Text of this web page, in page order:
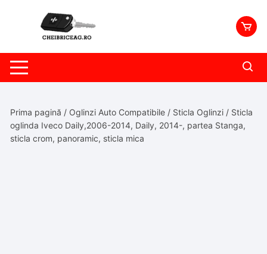
Prima pagină / Oglinzi Auto Compatibile / Sticla Oglinzi / Sticla
oglinda Iveco Daily,2006-2014, Daily, 2014-, partea Stanga,
sticla crom, panoramic, sticla mica